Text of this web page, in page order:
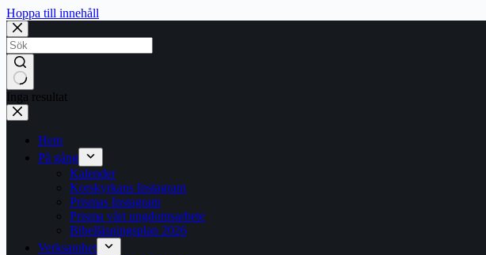
Hoppa till innehåll
Inga resultat
Hem
På gång
Kalender
Korskyrkans Instagram
Prismas Instagram
Prisma vårt ungdomsarbete
Bibelläsningsplan 2026
Verksamhet